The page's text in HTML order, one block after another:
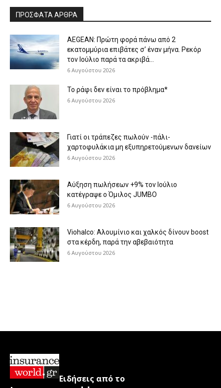
ΠΡΟΣΦΑΤΑ ΑΡΘΡΑ
AEGEAN: Πρώτη φορά πάνω από 2
εκατομμύρια επιβάτες σ’ έναν μήνα. Ρεκόρ
τον Ιούλιο παρά τα ακριβά...
6 Αυγούστου 2026
Το ράφι δεν είναι το πρόβλημα*
6 Αυγούστου 2026
Γιατί οι τράπεζες πωλούν -πάλι-
χαρτοφυλάκια μη εξυπηρετούμενων δανείων
6 Αυγούστου 2026
Aύξηση πωλήσεων +9% τον Ιούλιο
κατέγραψε ο Όμιλος JUMBO
6 Αυγούστου 2026
Viohalco: Aλουμίνιο και χαλκός δίνουν boost
στα κέρδη, παρά την αβεβαιότητα
6 Αυγούστου 2026
Ειδήσεις από το